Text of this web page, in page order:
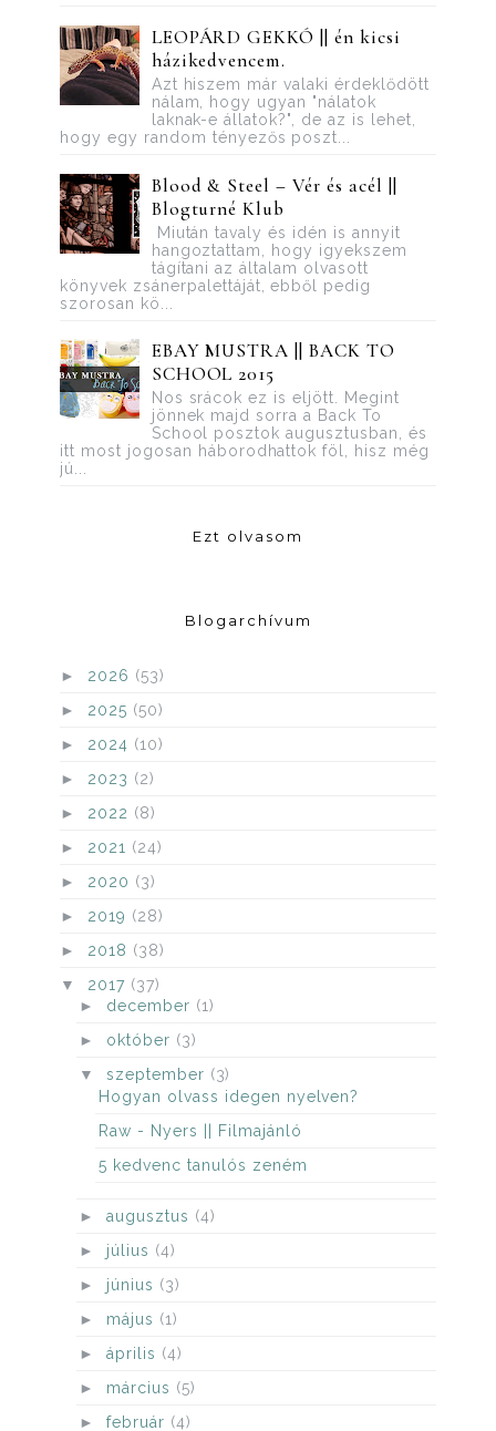
LEOPÁRD GEKKÓ || én kicsi
házikedvencem.
Azt hiszem már valaki érdeklődött
nálam, hogy ugyan "nálatok
laknak-e állatok?", de az is lehet,
hogy egy random tényezős poszt...
Blood ​& Steel – Vér és acél ||
Blogturné Klub
Miután tavaly és idén is annyit
hangoztattam, hogy igyekszem
tágítani az általam olvasott
könyvek zsánerpalettáját, ebből pedig
szorosan kö...
EBAY MUSTRA || BACK TO
SCHOOL 2015
Nos srácok ez is eljött. Megint
jönnek majd sorra a Back To
School posztok augusztusban, és
itt most jogosan háborodhattok föl, hisz még
jú...
Ezt olvasom
Blogarchívum
► 2026 (53)
► 2025 (50)
► 2024 (10)
► 2023 (2)
► 2022 (8)
► 2021 (24)
► 2020 (3)
► 2019 (28)
► 2018 (38)
▼ 2017 (37)
► december (1)
► október (3)
▼ szeptember (3)
Hogyan olvass idegen nyelven?
Raw - Nyers || Filmajánló
5 kedvenc tanulós zeném
► augusztus (4)
► július (4)
► június (3)
► május (1)
► április (4)
► március (5)
► február (4)